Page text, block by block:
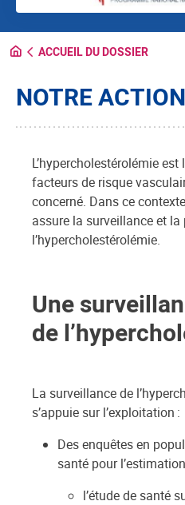
ACCUEIL DU DOSSIER
NOTRE ACTION
L’hypercholestérolémie
facteurs de risque
concerné. Dans ce
assure la surveillance et la
l’hypercholestérolémie.
Une
de
La surveillance de
s’appuie sur l’exploitation :
Des enquêtes en
santé pour
l’étude de santé